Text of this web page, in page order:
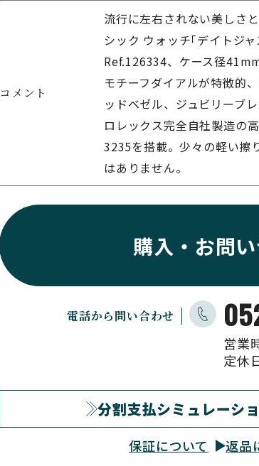
コメント
流行に左右されない美しさ
シック ウォッチ｢デイトジ
Ref.126334、ケース径
モチーフダイアルが特徴的
ッドベゼル、ジュビリーブ
ロレックス完全自社製造の
3235を搭載。少々の軽い擦
はありません。
購入・お問
電話から問い合わせ
営業
定休
分割支払シミュレーシ
保証について 返品